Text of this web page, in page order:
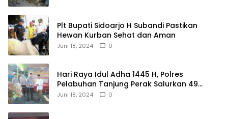
Plt Bupati Sidoarjo H Subandi Pastikan
Hewan Kurban Sehat dan Aman
Juni 18, 2024 0
Hari Raya Idul Adha 1445 H, Polres
Pelabuhan Tanjung Perak Salurkan 49
Hewan Korban.
Juni 18, 2024 0